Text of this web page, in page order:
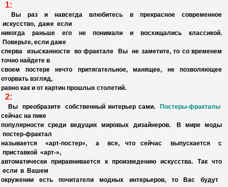
1:
Вы раз и навсегда влюбитесь в прекрасное современное
искусство, даже если
никогда раньше его не понимали и восхищались классикой.
Поверьте, если даже
сперва изысканности во фрактале Вы не заметите, то со временем
точно найдете в
своем постере нечто притягательное, манящее, не позволяющее
оторвать взгляд,
равно как и от картин прошлых столетий.
2:
Вы преобразите собственный интерьер сами.
Постеры-фракталы
сейчас на пике
популярности среди ведущих мировых дизайнеров. В мире моды
постер-фрактал
называется«арт-постер», а все, что сейчас выпускается с
приставкой «арт-»,
автоматически приравнивается к произведению искусства. Так что
если в Вашем
окружении есть почитатели модных интерьеров, то Вас будут